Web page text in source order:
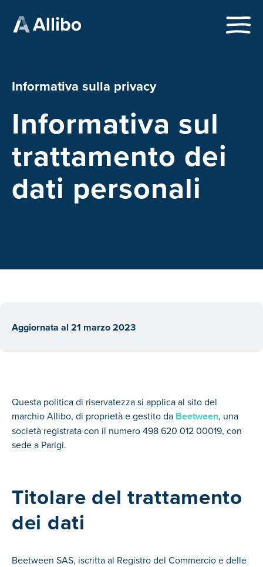
Informativa sulla privacy
Informativa sul
trattamento dei
dati personali
Aggiornata al 21 marzo 2023
Questa politica di riservatezza si applica al sito del
marchio Allibo, di proprietà e gestito da Beetween, una
società registrata con il numero 498 620 012 00019, con
sede a Parigi.
Titolare del trattamento
dei dati
Beetween SAS, iscritta al Registro del Commercio e delle